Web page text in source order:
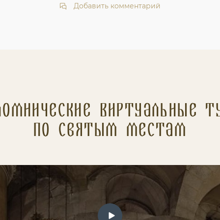
Добавить комментарий
Виртуальные
по святым местам